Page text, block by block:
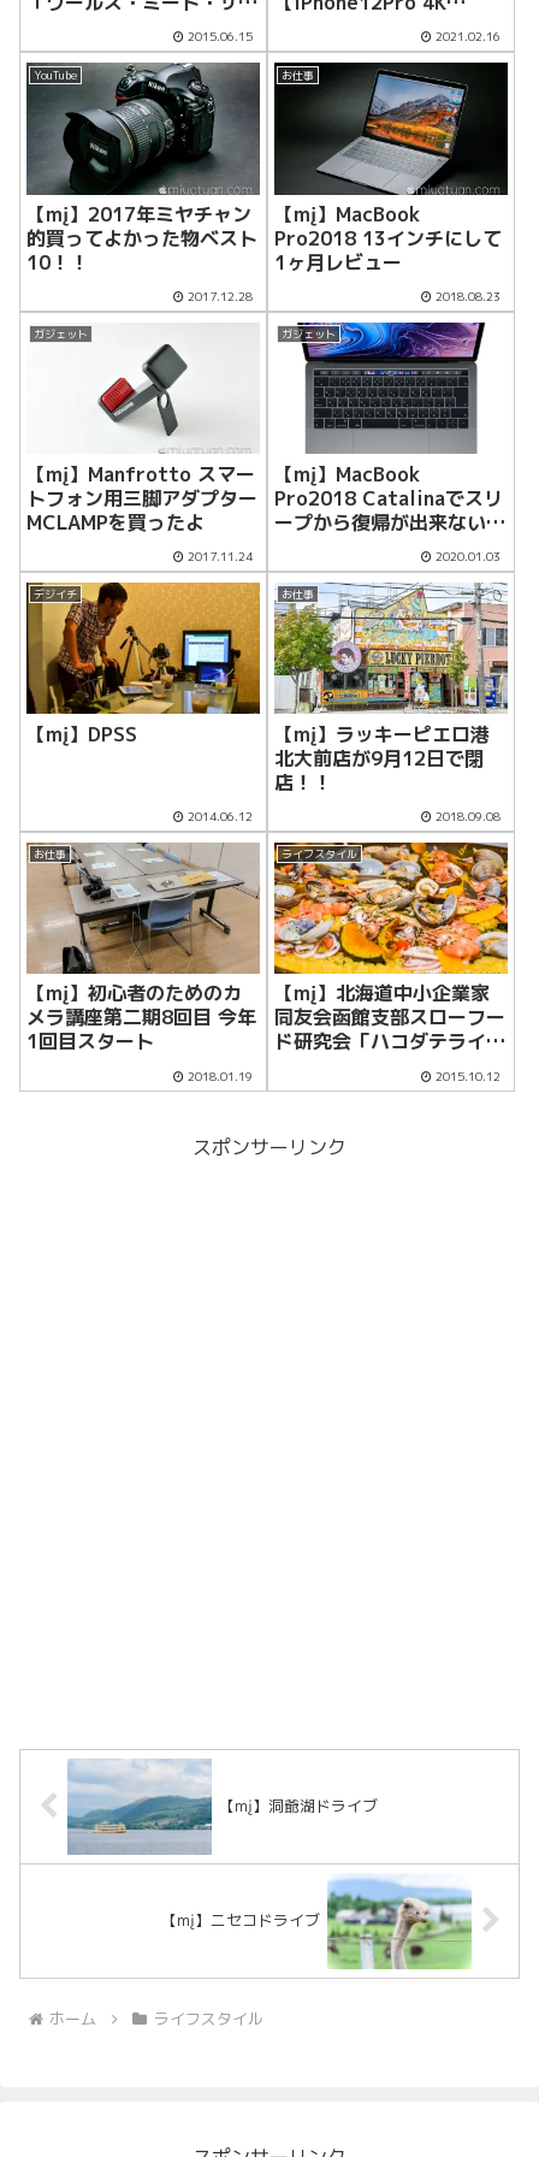
カス」2015に遊びに行っ
て来た！！
2015.06.15 2021.02.16
YouTube
【mį】2017年ミヤチャン
的買ってよかった物ベスト
10！！
2017.12.28
お仕事
【mį】MacBook
Pro2018 13インチにして
1ヶ月レビュー
2018.08.23
ガジェット
【mį】Manfrotto スマー
トフォン用三脚アダプター
MCLAMPを買ったよ
2017.11.24
ガジェット
【mį】MacBook
Pro2018 Catalinaでスリ
ープから復帰が出来ない症
2020.01.03
デジイチ
【mį】DPSS
2014.06.12
お仕事
【mį】ラッキーピエロ港
北大前店が9月12日で閉
店！！
2018.09.08
お仕事
【mį】初心者のためのカ
メラ講座第二期8回目 今年
1回目スタート
2018.01.19
ライフスタイル
【mį】北海道中小企業家
同友会函館支部スローフー
ド研究会「ハコダテライ
ス」お披露目会に撮影で行
って来ました！！
2015.10.12
スポンサーリンク
【mį】洞爺湖ドライブ
【mį】ニセコドライブ
ホーム ライフスタイル